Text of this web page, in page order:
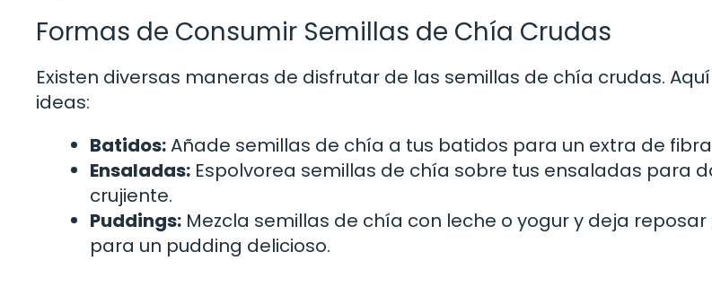
Formas de Consumir Semillas de Chía Crudas
Existen diversas maneras de disfrutar de las semillas de chía crudas.
ideas:
Batidos:Añade semillas de chía a tus batidos para un extra de
Ensaladas: Espolvorea semillas de chía sobre tus ensaladas para
crujiente.
Puddings: Mezcla semillas de chía con leche o yogur y deja
para un pudding delicioso.